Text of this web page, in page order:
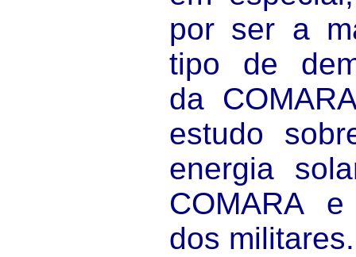
por ser a
tipo de
da
estudo
energia
COMARA
dos militares.